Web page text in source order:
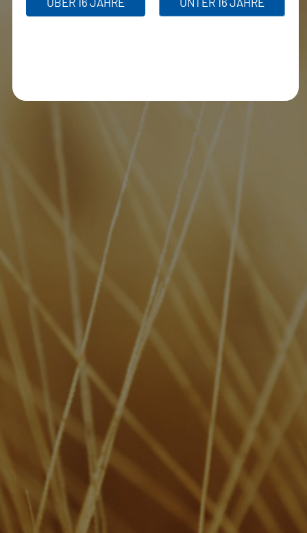
Geldbeutel schwarz
29.95
Echtes Büffelleder mit Doppelnaht sorgt für
Widerstandsfähigkeit und Langlebigkeit.
8 Karten und Geldscheine jeder Größe passen in
den Geldbeutel.
IN DEN WARENKORB